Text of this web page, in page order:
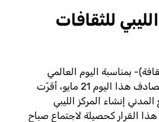
للثقافات
بمناسبة اليوم العالمي
للتنوع الثقافي والذي يصادف هذا اليوم 21 مايو، أقرّت
إنشاء المركز الليبي
القرار كحصيلة لاجتماع صباح